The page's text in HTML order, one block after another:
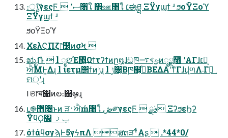
։ൃͨ͠γεςϜ  ސ٬৘ใ ঎ஊ৘ใ ׆ಈཤྺ ΞΫγϣϯ ʴ ϧοΫΞοϓ
ΞΫγϣϯ ʴ
ϧοΫΞοϓ
ΧελϚΠζ෦෼ͷσϞ 
ಋೖޮՌ  l ೃછΈ΍͍͢Ωϯτʔϯͷը໘ɺඞཁ࠷খݶͷೖྗ߲໨ ʹΑΓɺ׆༻͕
ਐΜͰ͍Δɻ l ίετμ΢ϯͷ࣮ݱɻ l ݱ৔͔Βཁ๬͕دͤΒΕΔΑ͏ʹͳΓɺվળΛ܁Γฦ͢
ମ੍ʹɻ
l ଞ෦ॺ΁ͷల։΋ܾఆɻ
ւ֎޻৔ͱͷ ੜ࢈ਐḿ৘ใ ڞ༗γεςϜ  ࣄྫ ΞʔϧεϦʔ
ΫϥϘ΢ ݕࡧ
όϯάϥσγϡͰ5γϟπΛ ສຕੜ࢈ͤΑʂ  .*44*0/